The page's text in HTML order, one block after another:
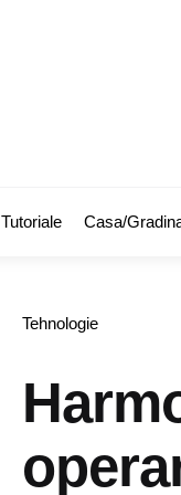
Tutoriale Casa/
Categories
Tehnologie